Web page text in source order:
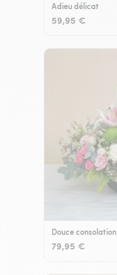
Adieu délicat
59,95 €
Douce consolation
79,95 €